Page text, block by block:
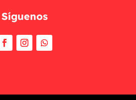
Síguenos